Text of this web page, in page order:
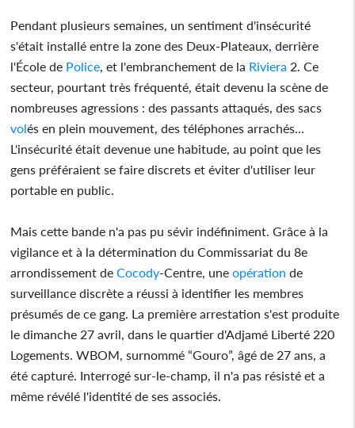
Pendant plusieurs semaines, un sentiment d'insécurité
s'était installé entre la zone des Deux-Plateaux, derrière
l'École de Police , et l'embranchement de la Riviera 2. Ce
secteur, pourtant très fréquenté, était devenu la scène de
nombreuses agressions : des passants attaqués, des sacs
volés en plein mouvement, des téléphones arrachés...
L'insécurité était devenue une habitude, au point que les
gens préféraient se faire discrets et éviter d'utiliser leur
portable en public.
Mais cette bande n'a pas pu sévir indéfiniment. Grâce à la
vigilance et à la détermination du Commissariat du 8e
arrondissement deCocody-Centre, uneopération de
surveillance discrète a réussi à identifier les membres
présumés de ce gang. La première arrestation s'est produite
le dimanche 27 avril, dans le quartier d'Adjamé Liberté 220
Logements. WBOM, surnommé “Gouro”, âgé de 27 ans, a
été capturé. Interrogé sur-le-champ, il n'a pas résisté et a
même révélé l'identité de ses associés.